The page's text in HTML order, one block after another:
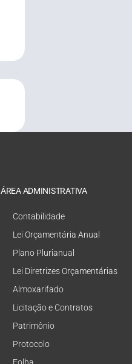
ÁREA ADMINISTRATIVA
Contabilidade
Lei Orçamentária Anual
Plano Plurianual
Lei Diretrizes Orçamentárias
Almoxarifado
Licitação e Contratos
Patrimônio
Protocolo